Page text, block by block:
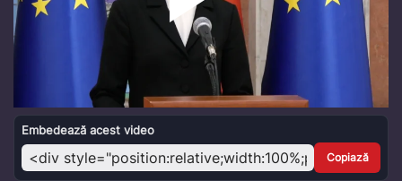
Play
Video
Embedează acest video
Copiază